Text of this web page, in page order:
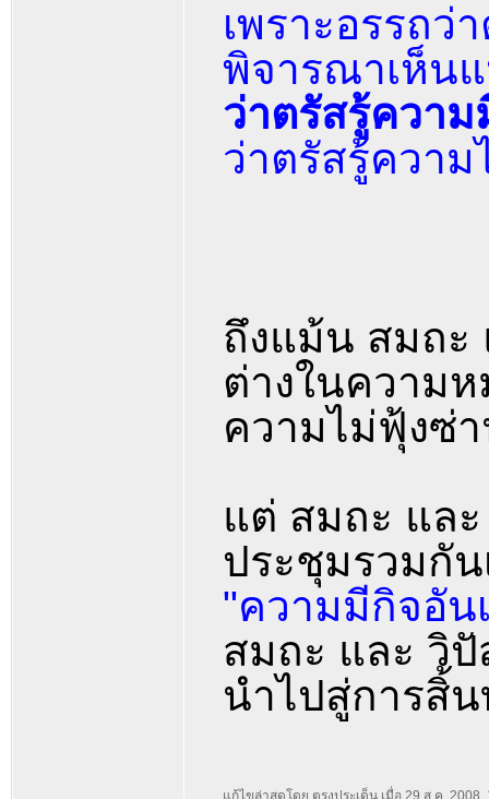
เพราะอรรถ
พิจารณาเห็น
ว่าตรัสรู้ควา
ว่าตรัสรู้ควา
ถึงแม้น สมถะ
ต่างในความ
ความไม่ฟุ้งซ่
แต่ สมถะ แล
ประชุมรวมกั
"ความมีกิจอัน
สมถะ และ วิ
นำไปสู่การสิ้
แก้ไขล่าสุดโดย ตรงประเด็น เมื่อ 29 ส.ค.